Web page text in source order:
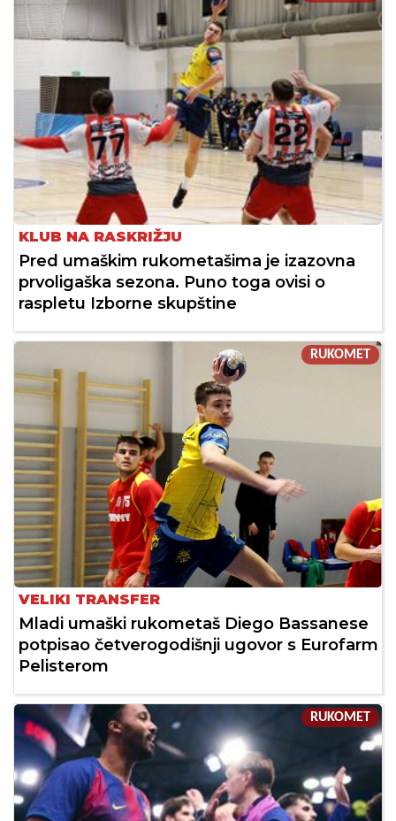
KLUB NA RASKRIŽJU
Pred umaškim rukometašima je izazovna
prvoligaška sezona. Puno toga ovisi o
raspletu Izborne skupštine
RUKOMET
VELIKI TRANSFER
Mladi umaški rukometaš Diego Bassanese
potpisao četverogodišnji ugovor s Eurofarm
Pelisterom
RUKOMET